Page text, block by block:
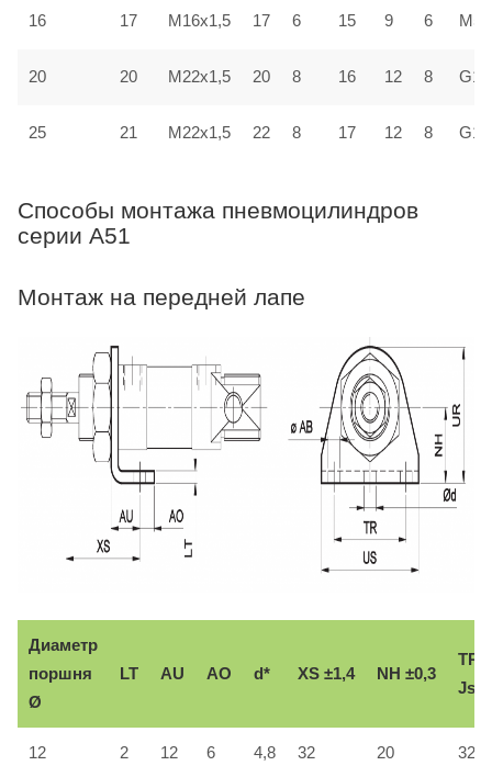
16 17 M16x1,5 17 6 15 9 6
20 20 M22x1,5 20 8 16 12 8 G1/
25 21 M22x1,5 22 8 17 12 8 G1/
Способы монтажа пневмоцилиндров
серии A51
Монтаж на передней лапе
Диаметр
поршня
Ø
LT AU AO d* XS ±1,4 NH ±0,3
TR
Js14
12 2 12 6 4,8 32 20 32